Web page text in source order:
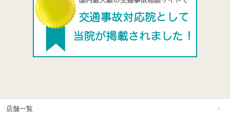
店舗一覧